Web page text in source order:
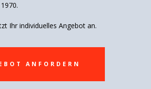
Ihr individuelles Angebot an.
ANFORDERN